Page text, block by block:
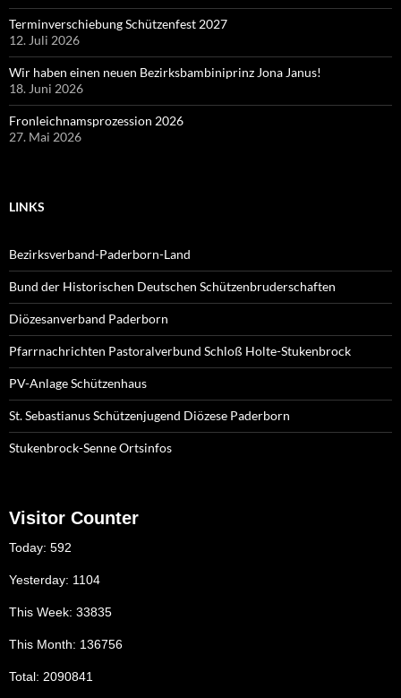
Terminverschiebung Schützenfest 2027
12. Juli 2026
Wir haben einen neuen Bezirksbambiniprinz Jona Janus!
18. Juni 2026
Fronleichnamsprozession 2026
27. Mai 2026
LINKS
Bezirksverband-Paderborn-Land
Bund der Historischen Deutschen Schützenbruderschaften
Diözesanverband Paderborn
Pfarrnachrichten Pastoralverbund Schloß Holte-Stukenbrock
PV-Anlage Schützenhaus
St. Sebastianus Schützenjugend Diözese Paderborn
Stukenbrock-Senne Ortsinfos
Visitor Counter
Today: 592
Yesterday: 1104
This Week: 33835
This Month: 136756
Total: 2090841